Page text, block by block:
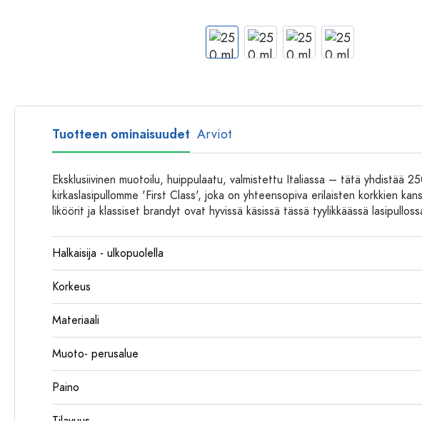
Tuotteen ominaisuudet Arviot
Eksklusiivinen muotoilu, huippulaatu, valmistettu Italiassa – tätä yhdistää
kirkaslasipullomme 'First Class', joka on yhteensopiva erilaisten korkkien
liköörit ja klassiset brandyt ovat hyvissä käsissä tässä tyylikkäässä
Halkaisija - ulkopuolella
Korkeus
Materiaali
Muoto- perusalue
Paino